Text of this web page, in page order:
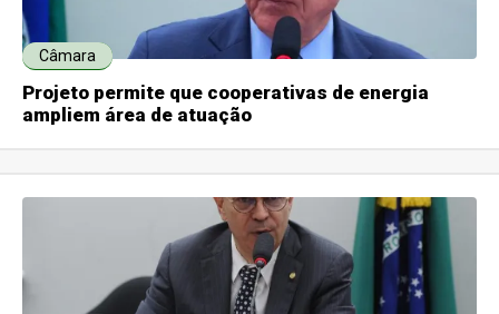
Câmara
Projeto permite que cooperativas de energia
ampliem área de atuação